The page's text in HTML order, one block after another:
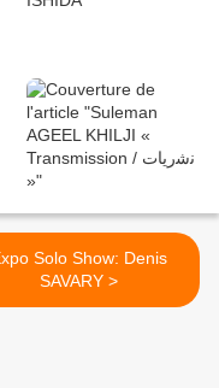
Solo Show: Denis
SAVARY >